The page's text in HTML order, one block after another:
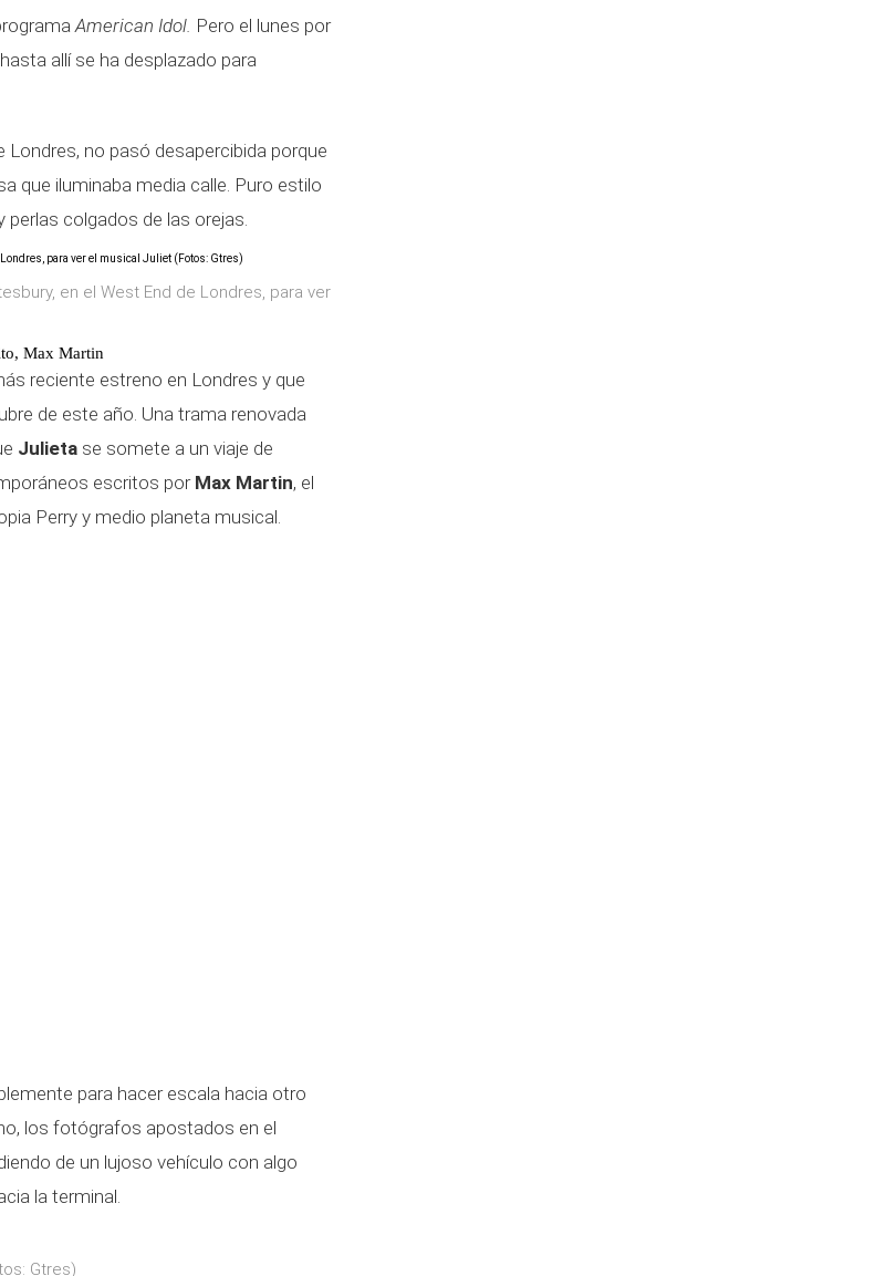
American Idol. Pero el lunes por
allí se ha desplazado para
Londres, no pasó desapercibida porque
que iluminaba media calle. Puro estilo
colgados de las orejas.
en el West End de Londres, para ver
Max Martin
reciente estreno en Londres y que
de este año. Una trama renovada
Julieta se somete a un viaje de
escritos por Max Martin, el
Perry y medio planeta musical.
para hacer escala hacia otro
los fotógrafos apostados en el
de un lujoso vehículo con algo
la terminal.
Gtres)